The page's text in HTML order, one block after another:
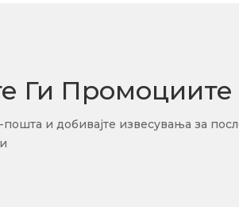
Ги Промоциите
пошта и добивајте извесувања за